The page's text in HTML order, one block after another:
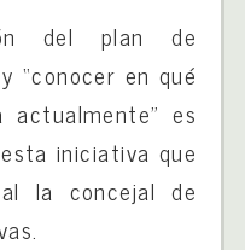
del plan de
“conocer en qué
es
iniciativa que
la concejal de